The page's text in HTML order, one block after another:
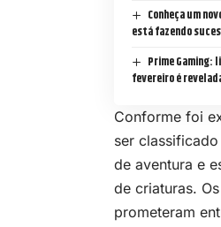
Conheça um
está fazendo
Prime Gaming:
fevereiro é
Conforme foi
ser
de aventura e
de criaturas.
prometeram